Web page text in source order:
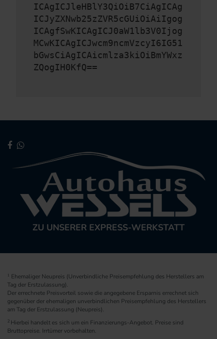
ICAgICJleHBlY3QiOiB7CiAgICAg
ICJyZXNwb25zZVR5cGUiOiAiIgog
ICAgfSwKICAgICJ0aW1lb3V0Ijog
MCwKICAgICJwcm9ncmVzcyI6IG51
bGwsCiAgICAicmlza3kiOiBmYWxz
ZQogIH0KfQ==
ZU UNSERER EXPRESS-WERKSTATT
1 Ehemaliger Neupreis (Unverbindliche Preisempfehlung des Herstellers am
Tag der Erstzulassung).
Der errechnete Preisvorteil sowie die angegebene Ersparnis errechnet sich
gegenüber der ehemaligen unverbindlichen Preisempfehlung des Herstellers
am Tag der Erstzulassung (Neupreis).
2 Hierbei handelt es sich um ein Finanzierungs-Angebot. Preise sind
Bruttopreise. Irrtümer vorbehalten.